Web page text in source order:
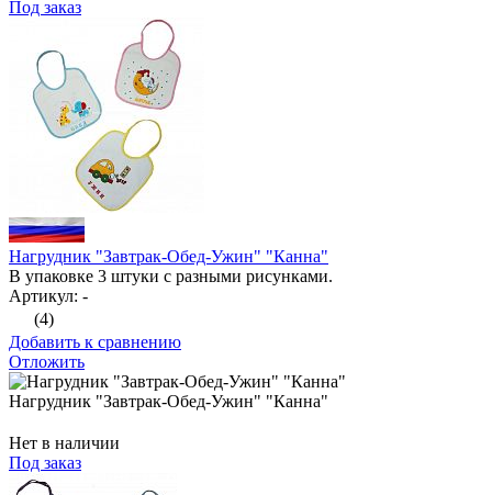
Под заказ
Нагрудник "Завтрак-Обед-Ужин" "Канна"
В упаковке 3 штуки с разными рисунками.
Артикул: -
(4)
Добавить к сравнению
Отложить
Нагрудник "Завтрак-Обед-Ужин" "Канна"
Нет в наличии
Под заказ